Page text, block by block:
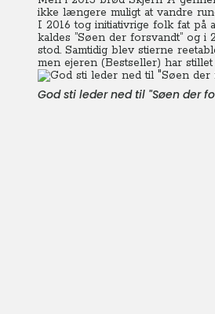
ikke længere muligt at vandre
I 2016 tog initiativrige folk fat på
kaldes ”Søen der forsvandt”
stod. Samtidig blev stierne
men ejeren (Bestseller) har
God sti leder ned til "Søen der